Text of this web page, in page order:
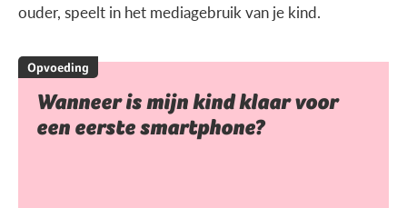
ouder, speelt in het mediagebruik van je kind.
Opvoeding
Wanneer is mijn kind klaar voor
een eerste smartphone?